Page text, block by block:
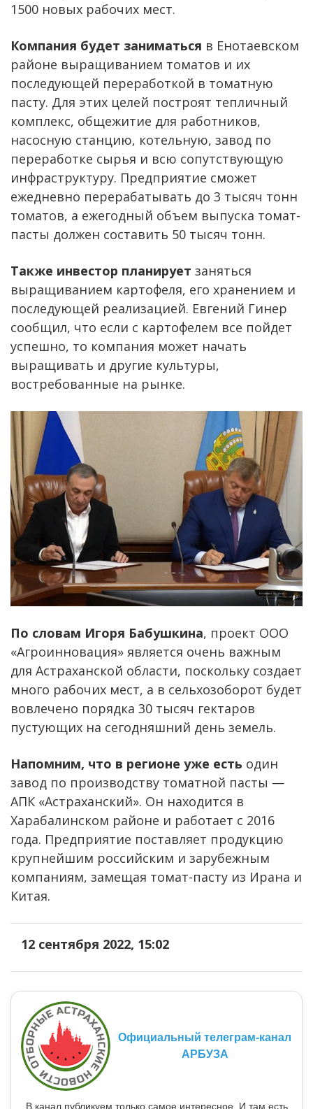
1500 новых рабочих мест.
Компания будет заниматься в Енотаевском
районе выращиванием томатов и их
последующей переработкой в томатную
пасту. Для этих целей построят тепличный
комплекс, общежитие для работников,
насосную станцию, котельную, завод по
переработке сырья и всю сопутствующую
инфраструктуру. Предприятие сможет
ежедневно перерабатывать до 3 тысяч тонн
томатов, а ежегодный объем выпуска томат-
пасты должен составить 50 тысяч тонн.
Также инвестор планирует заняться
выращиванием картофеля, его хранением и
последующей реализацией. Евгений Гинер
сообщил, что если с картофелем все пойдет
успешно, то компания может начать
выращивать и другие культуры,
востребованные на рынке.
По словам Игоря Бабушкина, проект ООО
«Агроинновация» является очень важным
для Астраханской области, поскольку создает
много рабочих мест, а в сельхозоборот будет
вовлечено порядка 30 тысяч гектаров
пустующих на сегодняшний день земель.
Напомним, что в регионе уже есть один
завод по производству томатной пасты —
АПК «Астраханский». Он находится в
Харабалинском районе и работает с 2016
года. Предприятие поставляет продукцию
крупнейшим российским и зарубежным
компаниям, замещая томат-пасту из Ирана и
Китая.
12 сентября 2022, 15:02
Официальный телеграм-канал
АРБУЗА
В канал публикуем только самое интересное. И там есть